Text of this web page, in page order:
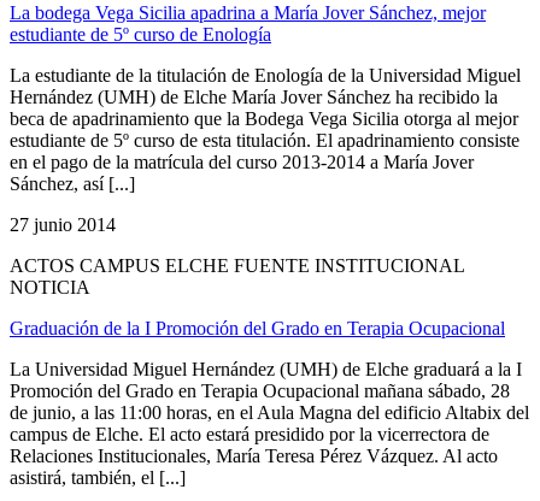
La bodega Vega Sicilia apadrina a María Jover Sánchez, mejor
estudiante de 5º curso de Enología
La estudiante de la titulación de Enología de la Universidad Miguel
Hernández (UMH) de Elche María Jover Sánchez ha recibido la
beca de apadrinamiento que la Bodega Vega Sicilia otorga al mejor
estudiante de 5º curso de esta titulación. El apadrinamiento consiste
en el pago de la matrícula del curso 2013-2014 a María Jover
Sánchez, así [...]
27 junio 2014
ACTOS CAMPUS ELCHE FUENTE INSTITUCIONAL
NOTICIA
Graduación de la I Promoción del Grado en Terapia Ocupacional
La Universidad Miguel Hernández (UMH) de Elche graduará a la I
Promoción del Grado en Terapia Ocupacional mañana sábado, 28
de junio, a las 11:00 horas, en el Aula Magna del edificio Altabix del
campus de Elche. El acto estará presidido por la vicerrectora de
Relaciones Institucionales, María Teresa Pérez Vázquez. Al acto
asistirá, también, el [...]